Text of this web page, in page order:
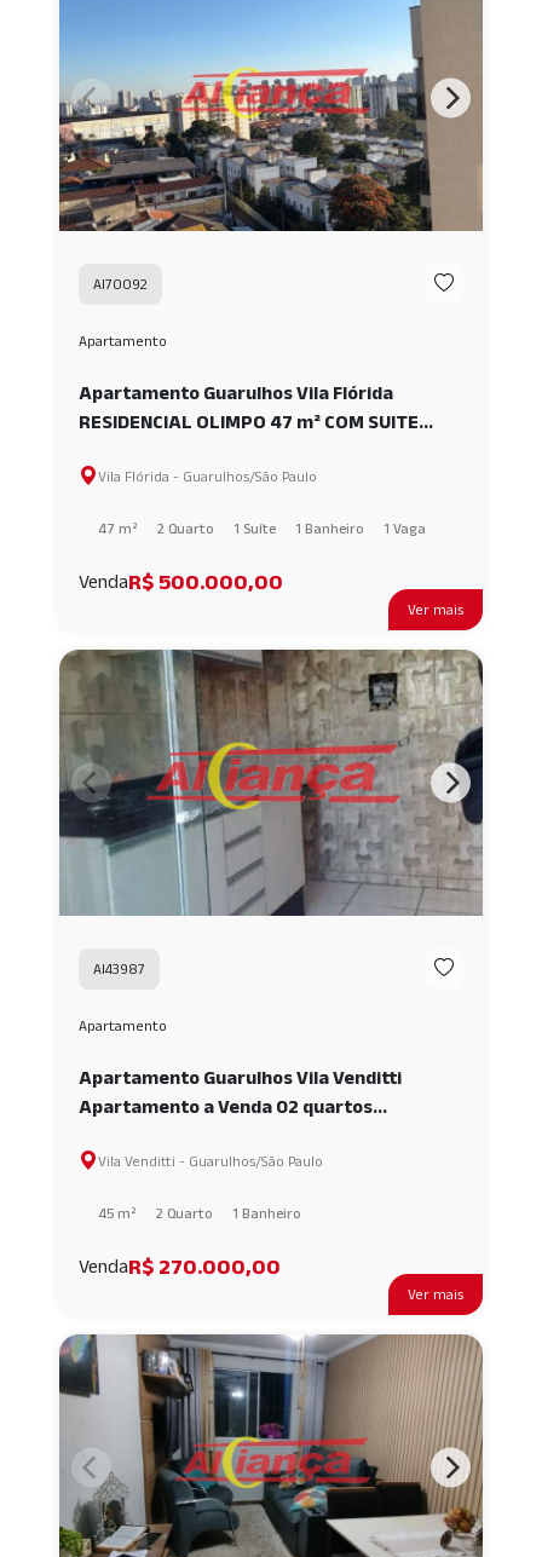
Ver mais
AI70092
Apartamento
Apartamento Guarulhos Vila Flórida
RESIDENCIAL OLIMPO 47 m² COM SUITE
Vila Flórida - Guarulhos/São Paulo
47 m² 2 Quarto 1 Suíte 1 Banheiro 1 Vaga
VendaR$ 500.000,00
Ver mais
AI43987
Apartamento
Apartamento Guarulhos Vila Venditti
Apartamento a Venda 02 quartos
AI43987
Vila Venditti - Guarulhos/São Paulo
45 m² 2 Quarto 1 Banheiro
VendaR$ 270.000,00